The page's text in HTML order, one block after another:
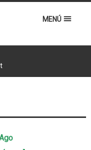
MENÚ